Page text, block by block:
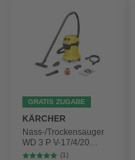
GRATIS ZUGABE
KÄRCHER
Nass-/Trockensauger
WD 3 P V-17/4/20
Workshop mit
(1)